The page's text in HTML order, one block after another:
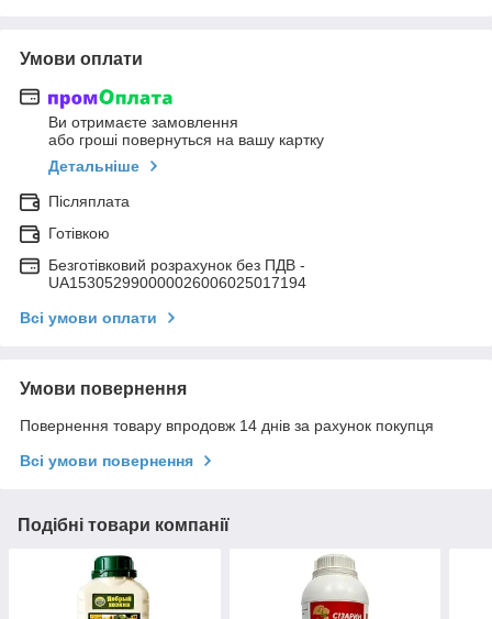
Умови оплати
Ви отримаєте замовлення
або гроші повернуться на вашу картку
Детальніше
Післяплата
Готівкою
Безготівковий розрахунок без ПДВ -
UA153052990000026006025017194
Всі умови оплати
Умови повернення
Повернення товару впродовж 14 днів за рахунок покупця
Всі умови повернення
Подібні товари компанії